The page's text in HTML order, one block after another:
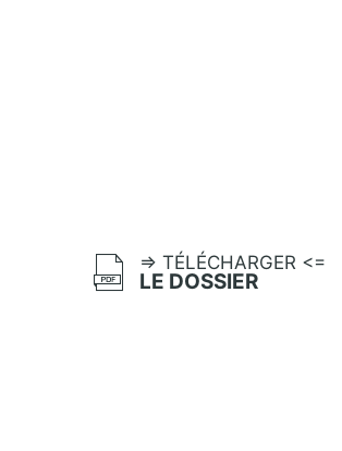
=> TÉLÉCHARGER <=
LE DOSSIER